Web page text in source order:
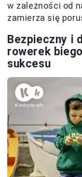
w zależności od
zamierza się
Bezpieczny i
rowerek
sukcesu